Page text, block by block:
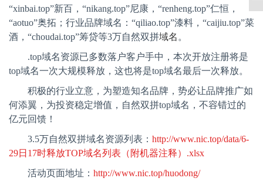
“xinbai.top”新百，“nikang.top”尼康，“renheng.top”仁恒，
“aotuo”奥拓；行业品牌域名：“qiliao.top”漆料，“caijiu.top”菜
酒，“choudai.top”筹贷等3万自然双拼域名 。
.top域名资源已多数落户客户手中，本次开放注册将是
top域名一次大规模释放，这也将是top域名最后一次释放。
积极的行业立意，为塑造知名品牌，势必让品牌推广如
何添翼，为投资稳定增值，自然双拼top域名，不容错过的
亿元回馈！
3.5万自然双拼域名资源列表： http://www.nic.top/data/6-
29日17时释放TOP域名列表（附机器注释）.xlsx
活动页面地址： http://www.nic.top/huodong/